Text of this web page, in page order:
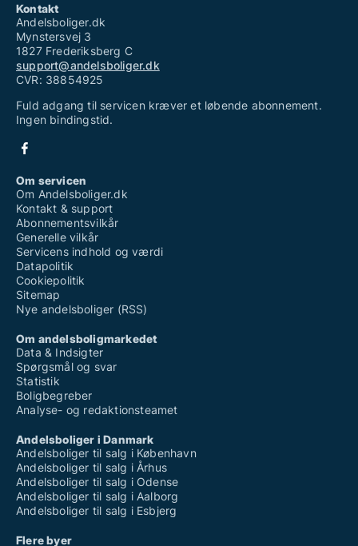
Kontakt
Andelsboliger.dk
Mynstersvej 3
1827 Frederiksberg C
support@andelsboliger.dk
CVR: 38854925
Fuld adgang til servicen kræver et løbende abonnement.
Ingen bindingstid.
Om servicen
Om Andelsboliger.dk
Kontakt & support
Abonnementsvilkår
Generelle vilkår
Servicens indhold og værdi
Datapolitik
Cookiepolitik
Sitemap
Nye andelsboliger (RSS)
Om andelsboligmarkedet
Data & Indsigter
Spørgsmål og svar
Statistik
Boligbegreber
Analyse- og redaktionsteamet
Andelsboliger i Danmark
Andelsboliger til salg i København
Andelsboliger til salg i Århus
Andelsboliger til salg i Odense
Andelsboliger til salg i Aalborg
Andelsboliger til salg i Esbjerg
Flere byer